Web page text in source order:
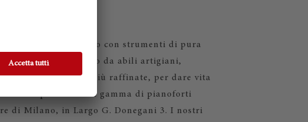
di tutto il mondo con strumenti di pura
realizzato a mano da abili artigiani,
costruttive più raffinate, per dare vita
a scoprire l'intera gamma di pianoforti
di Milano, in Largo G. Donegani 3. I nostri